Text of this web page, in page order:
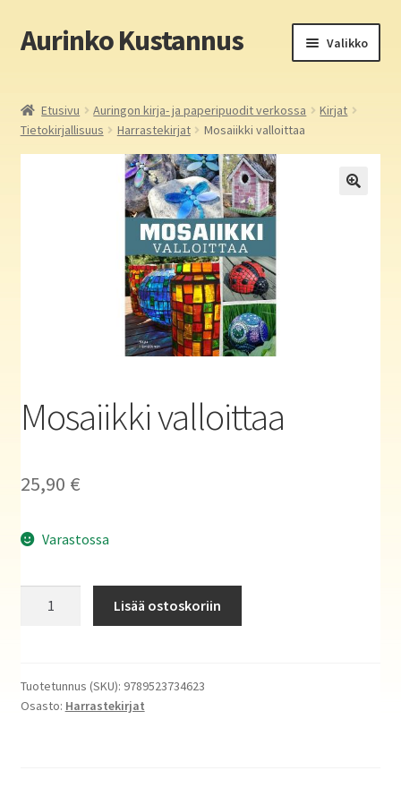
Siirry
navigointiin
Siirry
sisältöön
Aurinko Kustannus Valikko
Yritys
Aurinko Kustannus: kirjat
Auringon kirja- ja paperipuodit verkossa
Haluatko kirjailijaksi?
Etusivu Auringon kirja- ja paperipuodit verkossa
Kirjat
Tietokirjallisuus
Harrastekirjat Mosaiikki valloittaa
Mosaiikki valloittaa
25,90 €
Varastossa
Lisää ostoskoriin
Tuotetunnus (SKU): 9789523734623
Osasto: Harrastekirjat